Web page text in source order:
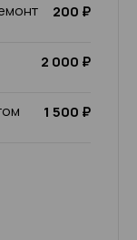
200 ₽
2 000 ₽
1 500 ₽